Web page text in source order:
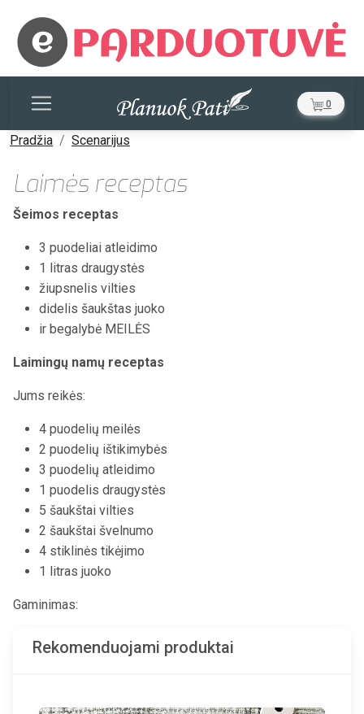
0
Pradžia Scenarijus
Laimės receptas
Šeimos receptas
3 puodeliai atleidimo
1 litras draugystės
žiupsnelis vilties
didelis šaukštas juoko
ir begalybė MEILĖS
Laimingų namų receptas
Jums reikės:
4 puodelių meilės
2 puodelių ištikimybės
3 puodelių atleidimo
1 puodelis draugystės
5 šaukštai vilties
2 šaukštai švelnumo
4 stiklinės tikėjimo
1 litras juoko
Gaminimas:
Rekomenduojami produktai